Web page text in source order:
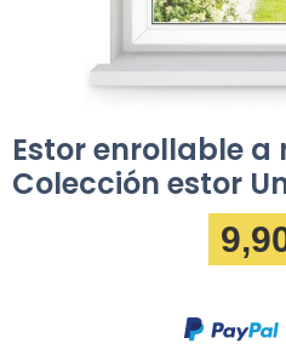
Estor enrollable a
Colección estor